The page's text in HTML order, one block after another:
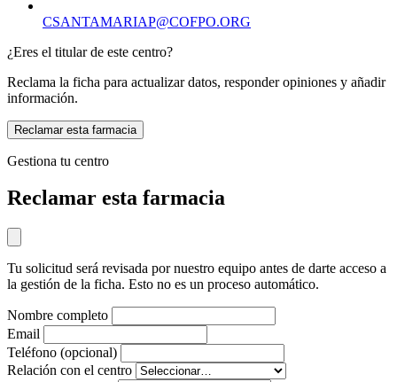
CSANTAMARIAP@COFPO.ORG
¿Eres el titular de este centro?
Reclama la ficha para actualizar datos, responder opiniones y añadir
información.
Reclamar esta farmacia
Gestiona tu centro
Reclamar esta farmacia
Tu solicitud será revisada por nuestro equipo antes de darte acceso a
la gestión de la ficha. Esto no es un proceso automático.
Nombre completo
Email
Teléfono (opcional)
Relación con el centro